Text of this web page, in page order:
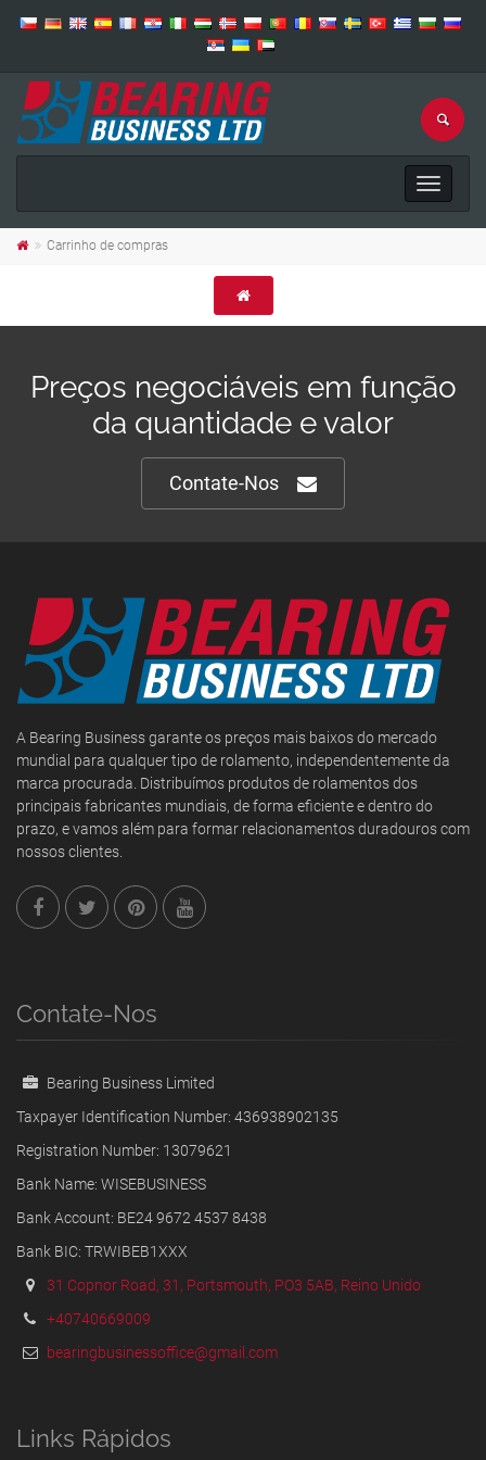
Toggle
Carrinho de compras
Preços negociáveis em função
da quantidade e valor
Contate-Nos
A Bearing Business garante os preços mais baixos do mercado
mundial para qualquer tipo de rolamento, independentemente da
marca procurada. Distribuímos produtos de rolamentos dos
principais fabricantes mundiais, de forma eficiente e dentro do
prazo, e vamos além para formar relacionamentos duradouros com
nossos clientes.
Contate-Nos
Bearing Business Limited
Taxpayer Identification Number: 436938902135
Registration Number: 13079621
Bank Name: WISEBUSINESS
Bank Account: BE24 9672 4537 8438
Bank BIC: TRWIBEB1XXX
31 Copnor Road, 31, Portsmouth, PO3 5AB, Reino Unido
+40740669009
bearingbusinessoffice@gmail.com
Links Rápidos